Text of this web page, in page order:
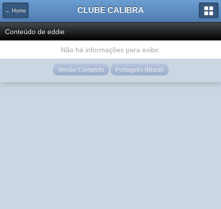
← Home CLUBE CALIBRA
Conteúdo de eddie
Não há informações para exibir.
Versão Completa Português (Brasil)